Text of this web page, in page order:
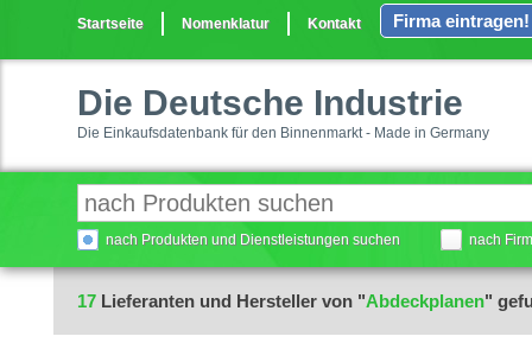
Startseite Nomenklatur Kontakt Firma eintragen!
Die Deutsche Industrie
Die Einkaufsdatenbank für den Binnenmarkt - Made in Germany
nach Produkten und Dienstleistungen suchen nach
17 Lieferanten und Hersteller von "Abdeckplanen"